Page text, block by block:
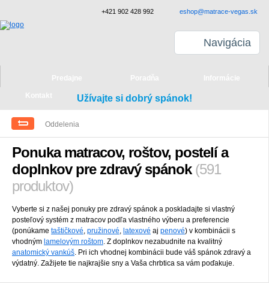
Užívajte si dobrý spánok!
Oddelenia
Ponuka matracov, roštov, postelí a
doplnkov pre zdravý spánok (591
produktov)
Vyberte si z našej ponuky pre zdravý spánok a poskladajte si vlastný
posteľový systém z matracov podľa vlastného výberu a preferencie
(ponúkame taštičkové, pružinové, latexové aj penové) v kombinácii s
vhodným lamelovým roštom. Z doplnkov nezabudnite na kvalitný
anatomický vankúš. Pri ich vhodnej kombinácii bude váš spánok zdravý a
výdatný. Zažijete tie najkrajšie sny a Vaša chrbtica sa vám poďakuje.
+421 902 428 992 eshop@matrace-vegas.sk
Navigácia
Predajne Poradňa Informácie
Kontakt